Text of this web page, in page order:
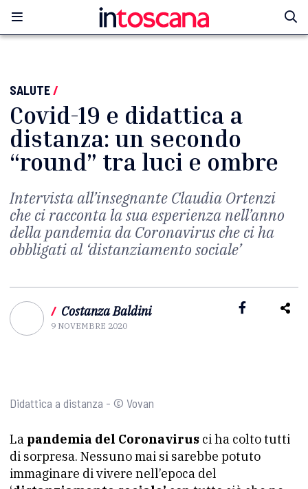
SALUTE/
Covid-19 e didattica a
distanza: un secondo
“round” tra luci e ombre
Intervista all’insegnante Claudia Ortenzi
che ci racconta la sua esperienza nell’anno
della pandemia da Coronavirus che ci ha
obbligati al ‘distanziamento sociale’
/ Costanza Baldini
9 NOVEMBRE 2020
Didattica a distanza - © Vovan
La pandemia del Coronavirus ci ha colto tutti
di sorpresa. Nessuno mai si sarebbe potuto
immaginare di vivere nell’epoca del